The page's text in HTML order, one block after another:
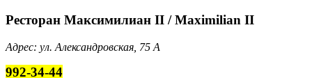
Ресторан Максимилиан II / Maximilian II
Адрес: ул. Александровская, 75 А
992-34-44